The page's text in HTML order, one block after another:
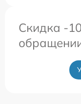
Скидка -